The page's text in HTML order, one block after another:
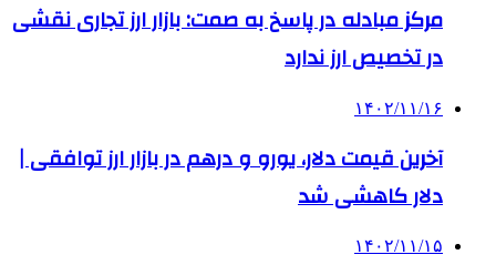
مرکز مبادله در پاسخ به صمت: بازار ارز تجاری نقشی
در تخصیص ارز ندارد
۱۴۰۲/۱۱/۱۶
آخرین قیمت دلار، یورو و درهم در بازار ارز توافقی |
دلار کاهشی شد
۱۴۰۲/۱۱/۱۵